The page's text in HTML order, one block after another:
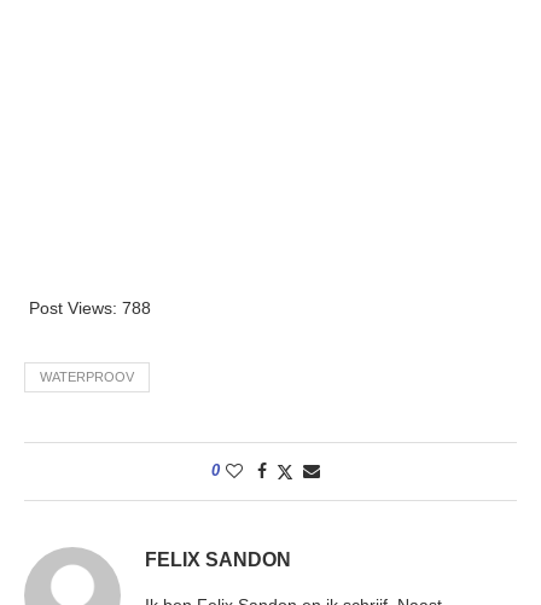
Post Views: 788
WATERPROOV
0
FELIX SANDON